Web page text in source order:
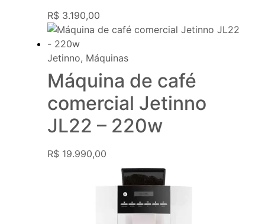
R$ 3.190,00
Jetinno, Máquinas
Máquina de café
comercial Jetinno
JL22 – 220w
R$ 19.990,00